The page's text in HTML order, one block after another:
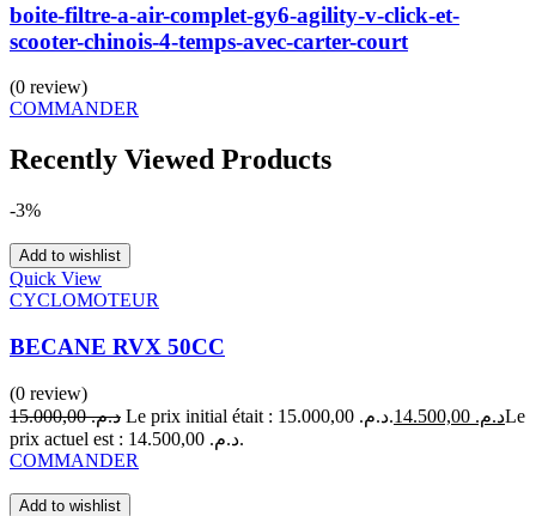
boite-filtre-a-air-complet-gy6-agility-v-click-et-
scooter-chinois-4-temps-avec-carter-court
(0 review)
COMMANDER
Recently Viewed Products
-3%
Add to wishlist
Quick View
CYCLOMOTEUR
BECANE RVX 50CC
(0 review)
د.م.15.000,00 Le prix initial était : د.م. 15.000,00. د.م.Le
prix actuel est : د.م. 14.500,00.
COMMANDER
Add to wishlist